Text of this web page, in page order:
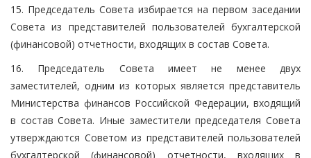
15. Председатель Совета избирается на первом заседании
Совета из представителей пользователей бухгалтерской
(финансовой) отчетности, входящих в состав Совета.
16. Председатель Совета имеет не менее двух
заместителей, одним из которых является представитель
Министерства финансов Российской Федерации, входящий
в состав Совета. Иные заместители председателя Совета
утверждаются Советом из представителей пользователей
бухгалтерской (финансовой) отчетности, входящих в